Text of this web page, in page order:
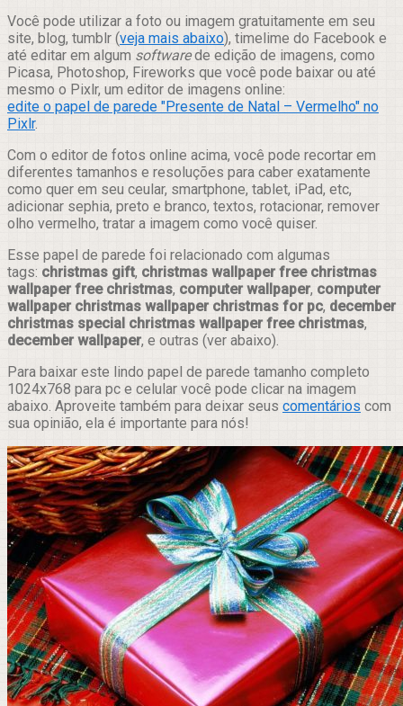
Você pode utilizar a foto ou imagem gratuitamente em seu
site, blog, tumblr (veja mais abaixo), timelime do Facebook e
até editar em algum softwarede edição de imagens, como
Picasa, Photoshop, Fireworks que você pode baixar ou até
mesmo o Pixlr, um editor de imagens online:
edite o papel de parede "Presente de Natal – Vermelho" no
Pixlr.
Com o editor de fotos online acima, você pode recortar em
diferentes tamanhos e resoluções para caber exatamente
como quer em seu ceular, smartphone, tablet, iPad, etc,
adicionar sephia, preto e branco, textos, rotacionar, remover
olho vermelho, tratar a imagem como você quiser.
Esse papel de parede foi relacionado com algumas
tags: christmas gift, christmas wallpaper free christmas
wallpaper free christmas, computer wallpaper, computer
wallpaper christmas wallpaper christmas for pc, december
christmas special christmas wallpaper free christmas,
december wallpaper, e outras (ver abaixo).
Para baixar este lindo papel de parede tamanho completo
1024x768 para pc e celular você pode clicar na imagem
abaixo. Aproveite também para deixar seus comentários com
sua opinião, ela é importante para nós!